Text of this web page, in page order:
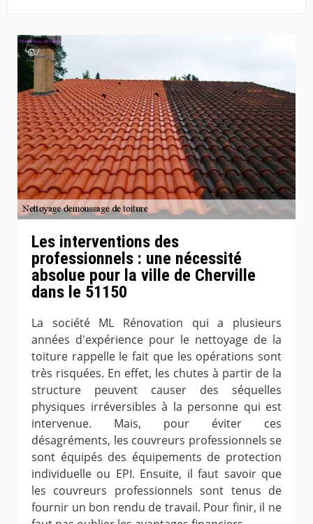
Les interventions des
professionnels : une nécessité
absolue pour la ville de Cherville
dans le 51150
La société ML Rénovation qui a plusieurs
années d'expérience pour le nettoyage de la
toiture rappelle le fait que les opérations sont
très risquées. En effet, les chutes à partir de la
structure peuvent causer des séquelles
physiques irréversibles à la personne qui est
intervenue. Mais, pour éviter ces
désagréments, les couvreurs professionnels se
sont équipés des équipements de protection
individuelle ou EPI. Ensuite, il faut savoir que
les couvreurs professionnels sont tenus de
fournir un bon rendu de travail. Pour finir, il ne